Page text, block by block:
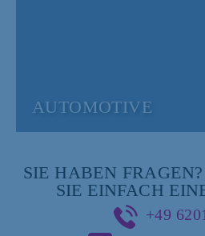
AUTOMOTIVE
SIE HABEN FRAGEN?
SIE EINFACH
+49